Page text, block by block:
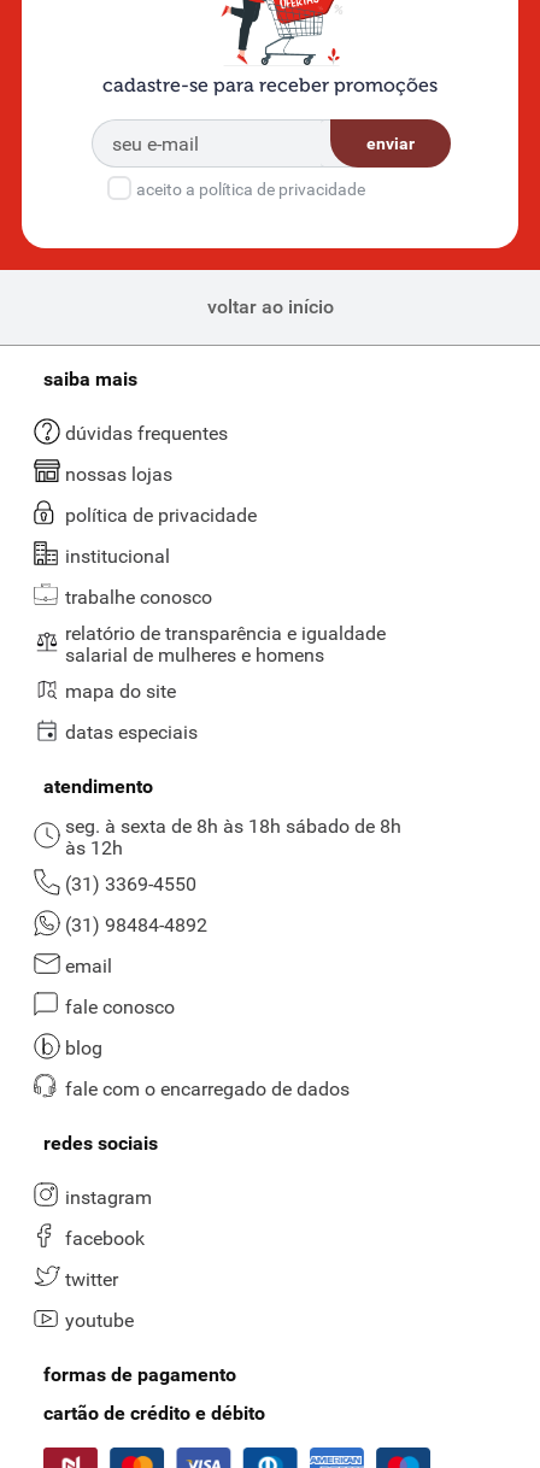
cadastre-se para receber promoções
enviar
aceito a política de privacidade
voltar ao início
saiba mais
dúvidas frequentes
nossas lojas
política de privacidade
institucional
trabalhe conosco
relatório de transparência e igualdade
salarial de mulheres e homens
mapa do site
datas especiais
atendimento
seg. à sexta de 8h às 18h sábado de 8h
às 12h
(31) 3369-4550
(31) 98484-4892
email
fale conosco
blog
fale com o encarregado de dados
redes sociais
instagram
facebook
twitter
youtube
formas de pagamento
cartão de crédito e débito